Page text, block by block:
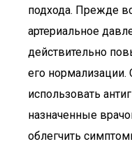
подхода. Прежде
артериальное
действительно
его
использовать
назначенные
облегчить